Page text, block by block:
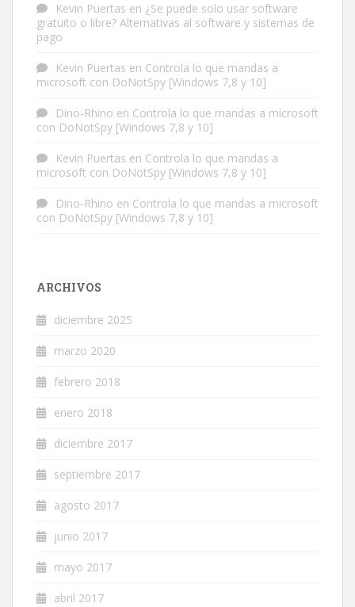
Kevin Puertas en ¿Se puede solo usar software
gratuito o libre? Alternativas al software y sistemas de
pago
Kevin Puertas en Controla lo que mandas a
microsoft con DoNotSpy [Windows 7,8 y 10]
Dino-Rhino en Controla lo que mandas a microsoft
con DoNotSpy [Windows 7,8 y 10]
Kevin Puertas en Controla lo que mandas a
microsoft con DoNotSpy [Windows 7,8 y 10]
Dino-Rhino en Controla lo que mandas a microsoft
con DoNotSpy [Windows 7,8 y 10]
ARCHIVOS
diciembre 2025
marzo 2020
febrero 2018
enero 2018
diciembre 2017
septiembre 2017
agosto 2017
junio 2017
mayo 2017
abril 2017